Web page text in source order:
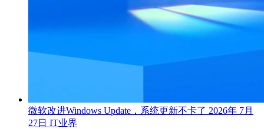
微软改进Windows Update，系统更新不卡了 2026年 7月
27日 IT业界